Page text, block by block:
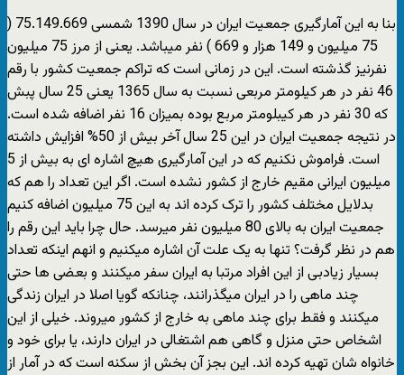
بنا به این آمارگیری جمعیت ایران در سال 1390 شمسی 75.149.669 (
75 میلیون و 149 هزار و 669 ) نفر میباشد. یعنی از مرز 75 میلیون
نفرنیز گذشته است. این در زمانی است که تراکم جمعیت کشور با رقم
46 نفر در هر کیلومتر مربعی نسبت به سال 1365 یعنی 25 سال پبش
که 30 نفر در هر کیبلومتر مربع بوده بمیزان 16 نفر اضافه شده است.
در نتیجه جمعیت ایران در این 25 سال آخر بیش از 50% افزایش داشته
است. فراموش نکنیم که در این آمارگیری هیچ اشاره ای به بیش از 5
میلیون ایرانی مقیم خارج از کشور نشده است. اگر این تعداد را هم که
بدلایل مختلف کشور را ترک کرده اند به این 75 میلیون اضافه کنیم
جمعیت ایران به بالای 80 میلیون نفر میرسد. حال چرا باید این رقم را
هم در نظر گرفت؟ تنها به یک علت آن اشاره میکنیم و انهم اینکه تعداد
بسیار زیادبی از این افراد مرتبا به ایران سفر میکنند و بعضی ها حتی
چند ماهی را در ایران میگذرانند، چنانکه گویا اصلا در ایران زندگی
میکنند و فقط برای چند ماهی به خارج از کشور میروند. خیلی از این
اشخاص حتی منزل و گاهی هم اشتغالی در ایران دارند، یا برای خود و
خانواه شان تهیه کرده اند. این بجز آن بخش از سکنه است که در آمار از